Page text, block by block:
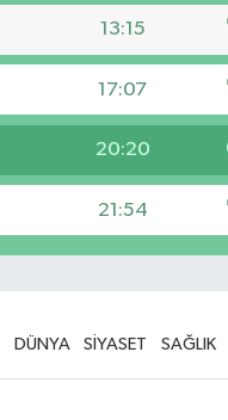
13:15
17:07
20:20
21:54
DÜNYA SİYASET SAĞLIK